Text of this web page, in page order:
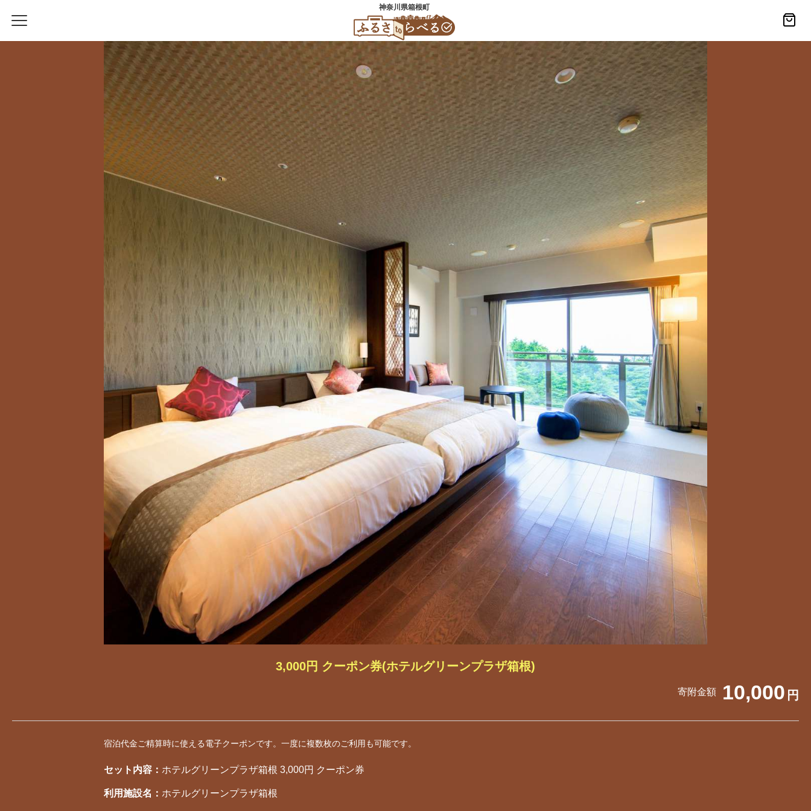
神奈川県箱根町
3,000円 クーポン券(ホテルグリーンプラザ箱根)
寄附金額 10,000 円
宿泊代金ご精算時に使える電子クーポンです。一度に複数枚のご利用も可能です。
セット内容： ホテルグリーンプラザ箱根 3,000円 クーポン券
利用施設名： ホテルグリーンプラザ箱根